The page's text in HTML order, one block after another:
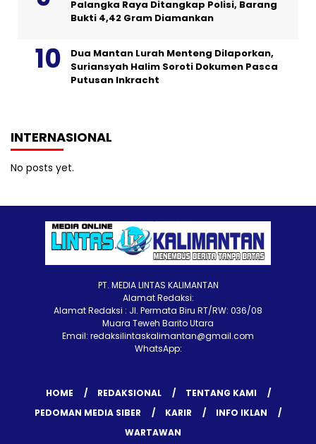
Palangka Raya Ditangkap Polisi, Barang
Bukti 4,42 Gram Diamankan
Dua Mantan Lurah Menteng Dilaporkan,
Suriansyah Halim Soroti Dokumen Pasca
Putusan Inkracht
INTERNASIONAL
No posts yet.
PT. MEDIA LINTAS KALIMANTAN
Alamat Redaksi:
Alamat Redaksi : Jl. Permata Biru RT/RW: 036/08
Muara Teweh Barito Utara
Email: redaksilintaskalimantan@gmail.com
WhatsApp:
HOME REDAKSIONAL
TENTANG KAMI
PEDOMAN MEDIA SIBER
KARIR
INFO IKLAN
WARTAWAN